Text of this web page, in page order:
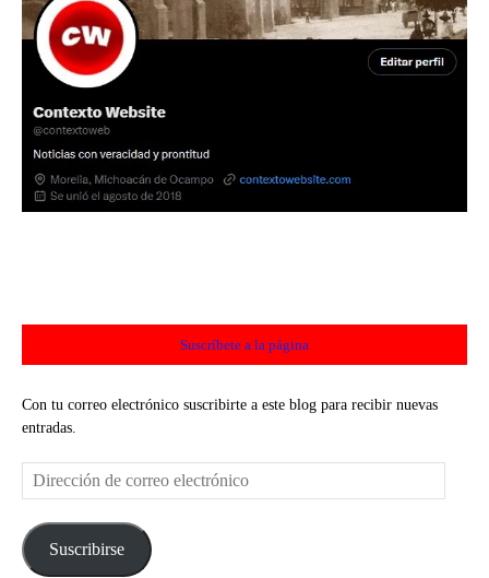
Suscríbete a la página
Con tu correo electrónico suscribirte a este blog para recibir nuevas
entradas.
Dirección
de
electrónicoSuscribirse